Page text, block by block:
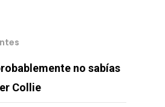
no sabías
Collie